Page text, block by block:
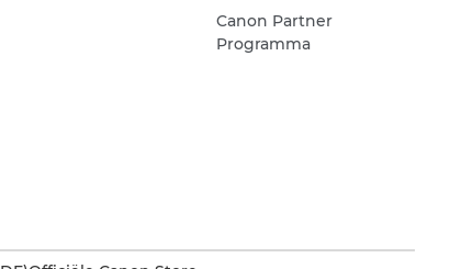
Canon Partner
Programma